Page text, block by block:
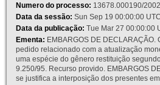
Numero do processo: 13678.000190/
Data da sessão: Sun Sep 19 00:00:00
Data da publicação: Tue Mar 27 00:00:00
Ementa: EMBARGOS DE
pedido relacionado com a atualização
uma espécie do gênero restituição
9.250/95. Recurso provido. EMBARGOS
se justifica a interposição dos presentes